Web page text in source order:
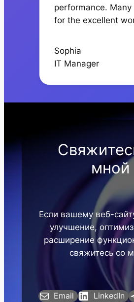
performance. Many
for the excellent
Sophia
IT Manager
мной
Если вашему веб-
улучшение,
расширение
свяжитесь со
Email LinkedIn